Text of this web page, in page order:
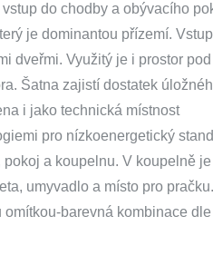
do chodby a obývacího
je dominantou přízemí.
dveřmi. Využitý je i prostor pod
Šatna zajistí dostatek
i jako technická místnost
pro nízkoenergetický
a koupelnu. V koupelně je
umyvadlo a místo pro pračku.
barevná kombinace dle